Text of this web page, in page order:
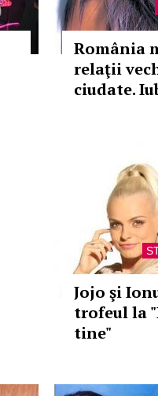
România
relaţii
ciudate.
Jojo şi
trofeul la
tine"